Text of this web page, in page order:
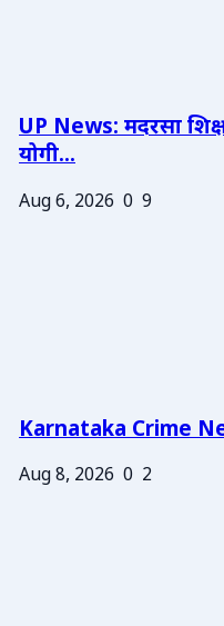
UP News: मदरसा
योगी...
Aug 6, 2026 0 9
Karnataka Crime
Aug 8, 2026 0 2